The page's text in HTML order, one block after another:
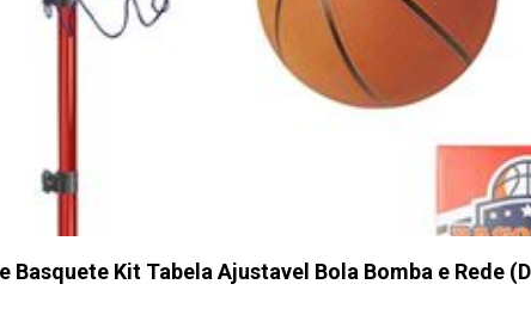
Basquete Kit Tabela Ajustavel Bola Bomba e Rede